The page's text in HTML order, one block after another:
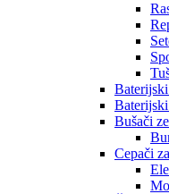
Bušači
Cepači